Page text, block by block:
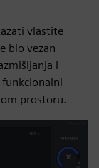
vlastite
bio vezan
i
prostoru.